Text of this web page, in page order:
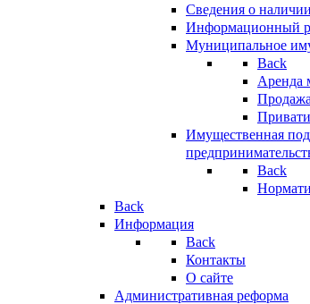
Сведения о
Информационный
Муниципальное
Back
Аренда
Имущественная
Back
Back
Информация
Back
Контакты
О сайте
Административная реформа